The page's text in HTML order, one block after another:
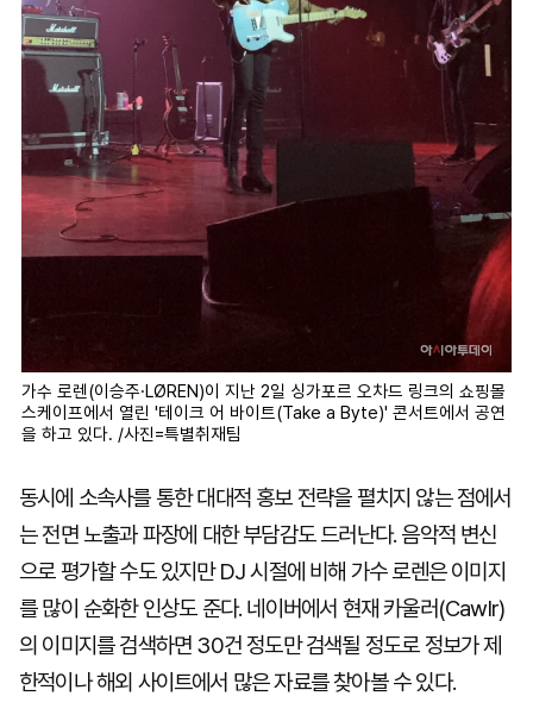
가수 로렌(이승주·LØREN)이 지난 2일 싱가포르 오차드 링크의 쇼핑몰
스케이프에서 열린 '테이크 어 바이트(Take a Byte)' 콘서트에서 공연
을 하고 있다. /사진=특별취재팀
동시에 소속사를 통한 대대적 홍보 전략을 펼치지 않는 점에서
는 전면 노출과 파장에 대한 부담감도 드러난다. 음악적 변신
으로 평가할 수도 있지만 DJ 시절에 비해 가수 로렌은 이미지
를 많이 순화한 인상도 준다. 네이버에서 현재 카울러(Cawlr)
의 이미지를 검색하면 30건 정도만 검색될 정도로 정보가 제
한적이나 해외 사이트에서 많은 자료를 찾아볼 수 있다.